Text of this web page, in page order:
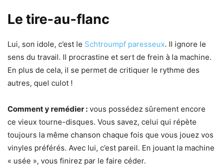
Le tire-au-flanc
Lui, son idole, c’est le Schtroumpf paresseux. Il ignore le
sens du travail. Il procrastine et sert de frein à la machine.
En plus de cela, il se permet de critiquer le rythme des
autres, quel culot !
Comment y remédier : vous possédez sûrement encore
ce vieux tourne-disques. Vous savez, celui qui répète
toujours la même chanson chaque fois que vous jouez vos
vinyles préférés. Avec lui, c’est pareil. En jouant la machine
« usée », vous finirez par le faire céder.